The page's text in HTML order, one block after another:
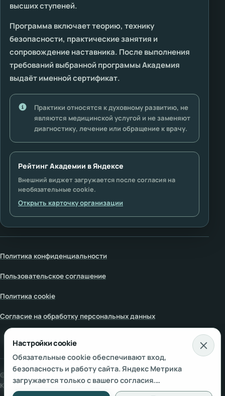
высших ступеней.
Программа включает теорию, технику
безопасности, практические занятия и
сопровождение наставника. После выполнения
требований выбранной программы Академия
выдаёт именной сертификат.
Практики относятся к духовному развитию, не
являются медицинской услугой и не заменяют
диагностику, лечение или обращение к врачу.
Рейтинг Академии в Яндексе
Внешний виджет загружается после согласия на
необязательные cookie.
Открыть карточку организации
Политика конфиденциальности
Пользовательское соглашение
Политика cookie
Согласие на обработку персональных данных
Настройки cookie
© 2000– 2026
АНО «Международная Академия
Космоэнергетики» . Все права защищены.
Настройки cookie
Обязательные cookie обеспечивают вход,
безопасность и работу сайта. Яндекс Метрика
загружается только с вашего согласия.
Подробнее — вПолитике использования cookieи